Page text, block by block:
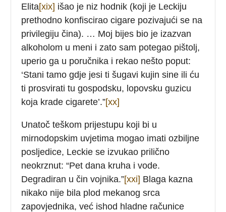
Elita[xix] išao je niz hodnik (koji je Leckiju
prethodno konfiscirao cigare pozivajući se na
privilegiju čina). … Moj bijes bio je izazvan
alkoholom u meni i zato sam potegao pištolj,
uperio ga u poručnika i rekao nešto poput:
‘Stani tamo gdje jesi ti šugavi kujin sine ili ću
ti prosvirati tu gospodsku, lopovsku guzicu
koja krade cigarete’.”[xx]
Unatoč teškom prijestupu koji bi u
mirnodopskim uvjetima mogao imati ozbiljne
posljedice, Leckie se izvukao prilično
neokrznut: “Pet dana kruha i vode.
Degradiran u čin vojnika.”[xxi] Blaga kazna
nikako nije bila plod mekanog srca
zapovjednika, već ishod hladne računice